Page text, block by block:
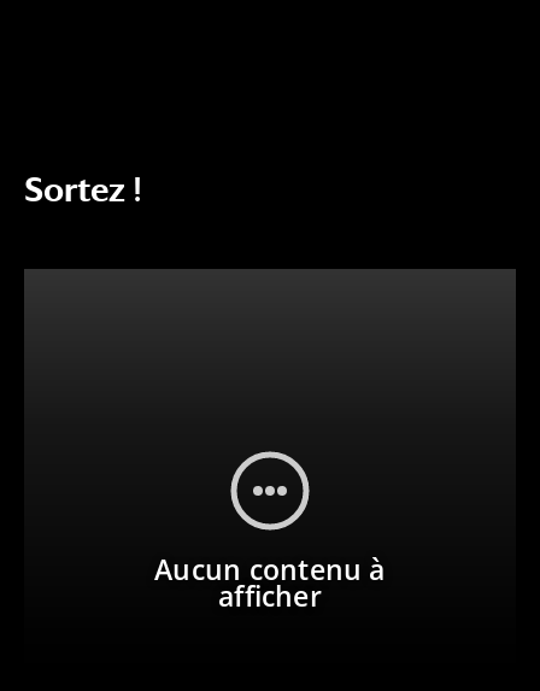
Sortez !
Aucun contenu à
afficher